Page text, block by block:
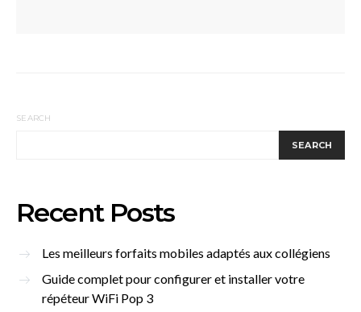
SEARCH
SEARCH
Recent Posts
Les meilleurs forfaits mobiles adaptés aux collégiens
Guide complet pour configurer et installer votre
répéteur WiFi Pop 3